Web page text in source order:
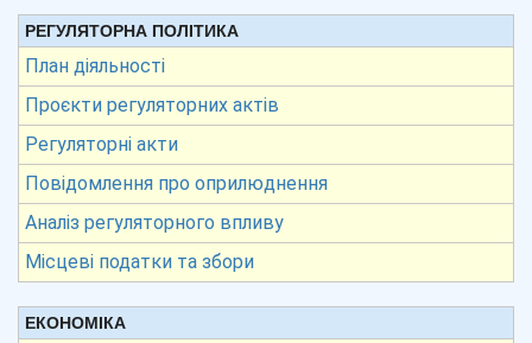
РЕГУЛЯТОРНА ПОЛІТИКА
План діяльності
Проєкти регуляторних актів
Регуляторні акти
Повідомлення про оприлюднення
Аналіз регуляторного впливу
Місцеві податки та збори
ЕКОНОМІКА